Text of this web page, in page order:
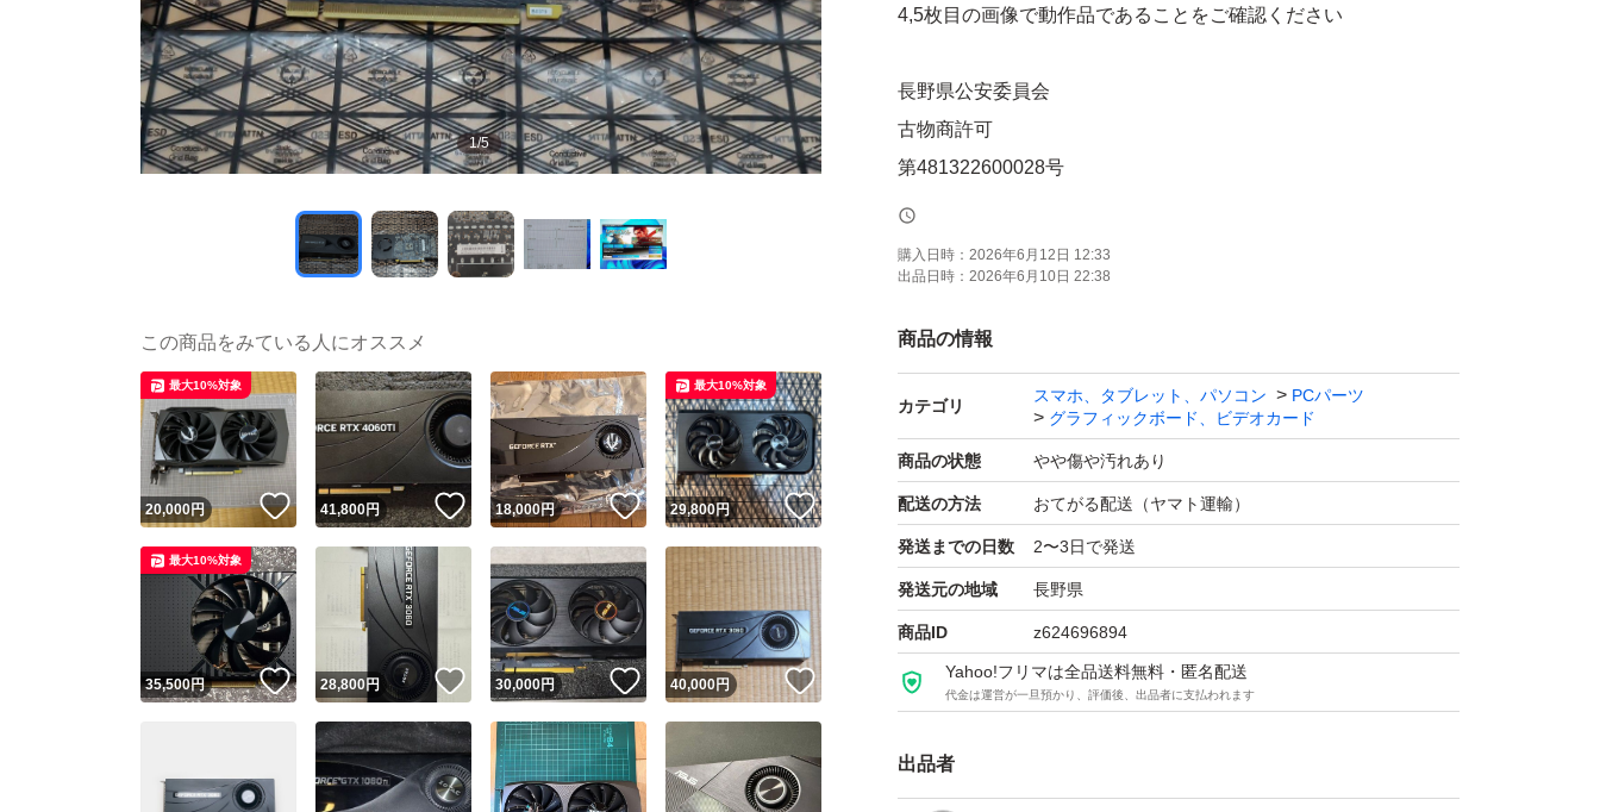
1/5
4,5枚目の画像で動作品であることをご確認ください
長野県公安委員会
古物商許可
第481322600028号
購入日時： 2026年6月12日 12:33
出品日時： 2026年6月10日 22:38
商品の情報
カテゴリ
スマホ、タブレット、パソコン
PCパーツ
グラフィックボード、ビデオカード
商品の状態 やや傷や汚れあり
配送の方法 おてがる配送（ヤマト運輸）
発送までの日数 2〜3日で発送
発送元の地域 長野県
商品ID z624696894
Yahoo!フリマは全品送料無料・匿名配送
代金は運営が一旦預かり、評価後、出品者に支払われます
出品者
この商品をみている人にオススメ
20,000円 いいね！
最大10%対象
41,800円 いいね！
18,000円 いいね！
29,800円 いいね！
最大10%対象
35,500円 いいね！
最大10%対象
28,800円 いいね！
30,000円 いいね！
40,000円 いいね！